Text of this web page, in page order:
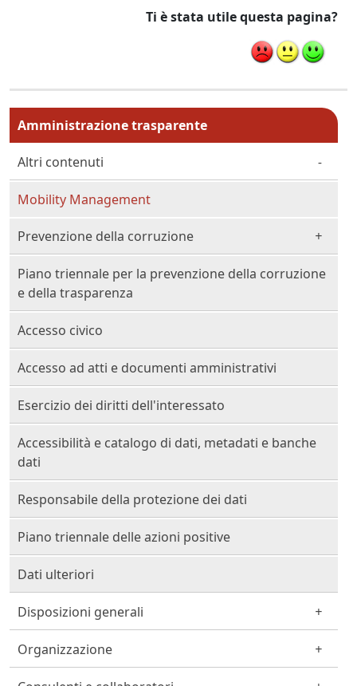
Ti è stata utile questa pagina?
Menu principale MAIN
Amministrazione trasparente
Altri contenuti
Mobility Management
Prevenzione della corruzione
Piano triennale per la prevenzione della corruzione
e della trasparenza
Accesso civico
Accesso ad atti e documenti amministrativi
Esercizio dei diritti dell'interessato
Accessibilità e catalogo di dati, metadati e banche
dati
Responsabile della protezione dei dati
Piano triennale delle azioni positive
Dati ulteriori
Disposizioni generali
Organizzazione